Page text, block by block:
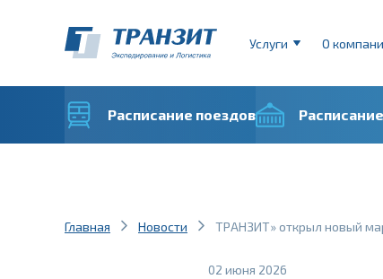
Услуги О
Расписание поездов
Главная Новости ТРАНЗИТ» открыл новый
02 июня 2026